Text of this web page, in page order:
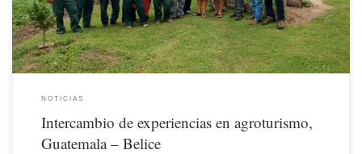
NOTICIAS
Intercambio de experiencias en agroturismo,
Guatemala – Belice